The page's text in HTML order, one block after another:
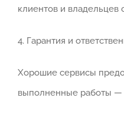
клиентов и владельцев
4. Гарантия и
Хорошие сервисы
выполненные работы —